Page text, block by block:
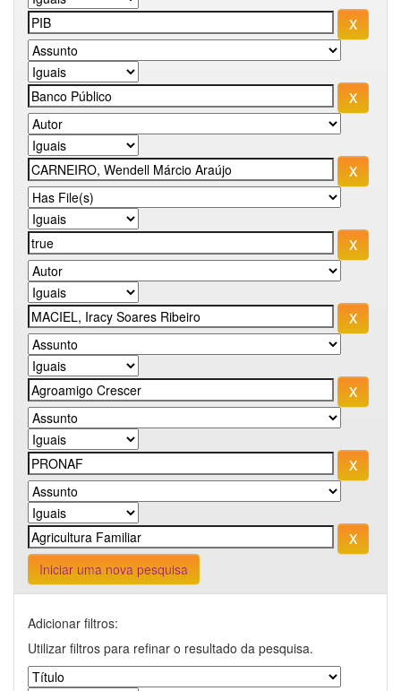
Iniciar uma nova pesquisa
Adicionar filtros:
Utilizar filtros para refinar o resultado da pesquisa.